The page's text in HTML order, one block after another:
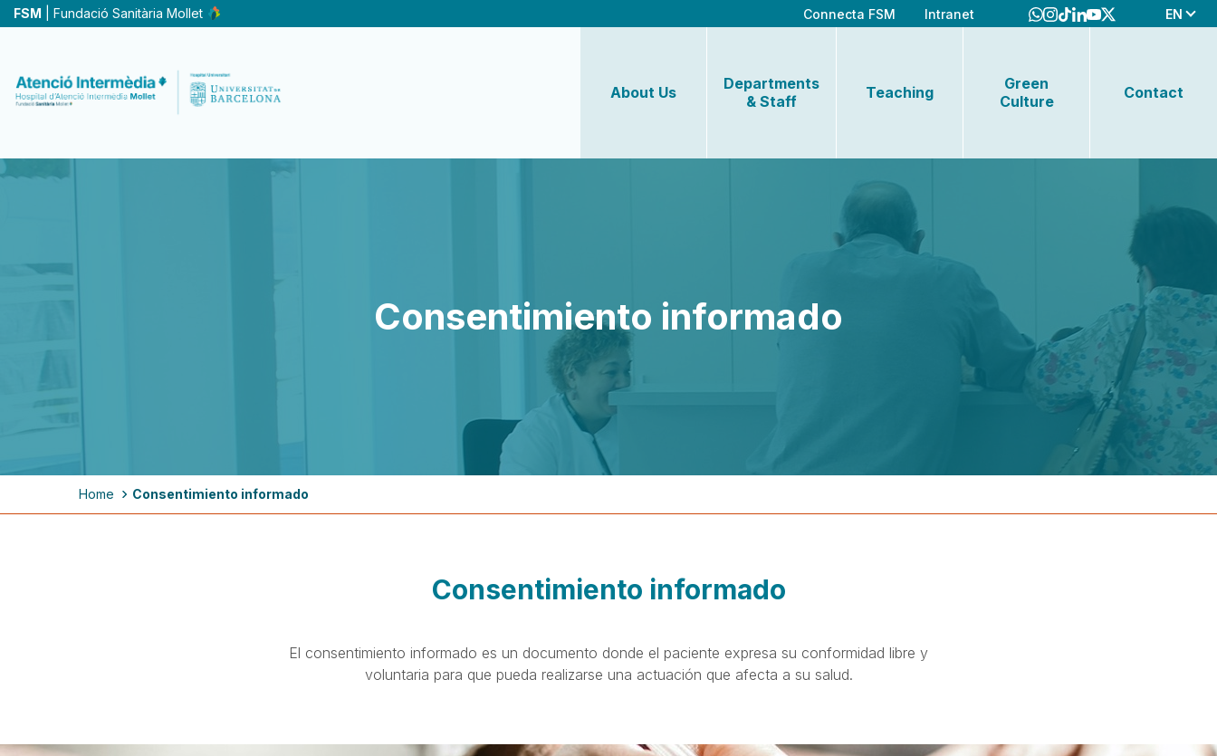
Skip
to
content
FSM | Fundació Sanitària Mollet Connecta FSM Intranet EN
About Us
Departments
& Staff
Teaching
Green
Culture
Contact
Consentimiento informado
Breadcrumb
Home Consentimiento informado
Consentimiento informado
El consentimiento informado es un documento donde el paciente expresa su conformidad libre y
voluntaria para que pueda realizarse una actuación que afecta a su salud.